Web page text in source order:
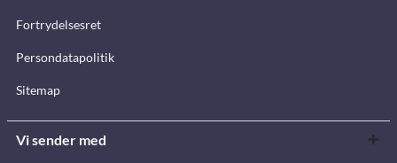
Fortrydelsesret
Persondatapolitik
Sitemap
Vi sender med